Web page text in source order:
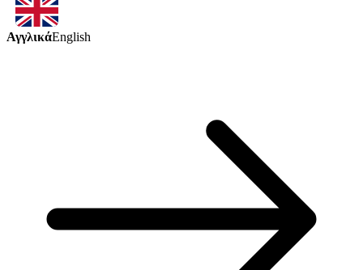
ΑγγλικάEnglish